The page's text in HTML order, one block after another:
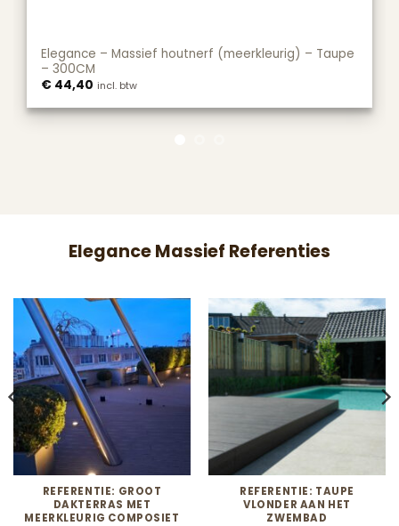
Elegance – Massief houtnerf (meerkleurig) – Taupe
– 300CM
€ 44,40 incl. btw
Elegance Massief Referenties
REFERENTIE: GROOT
DAKTERRAS MET
MEERKLEURIG COMPOSIET
REFERENTIE: TAUPE
VLONDER AAN HET
ZWEMBAD